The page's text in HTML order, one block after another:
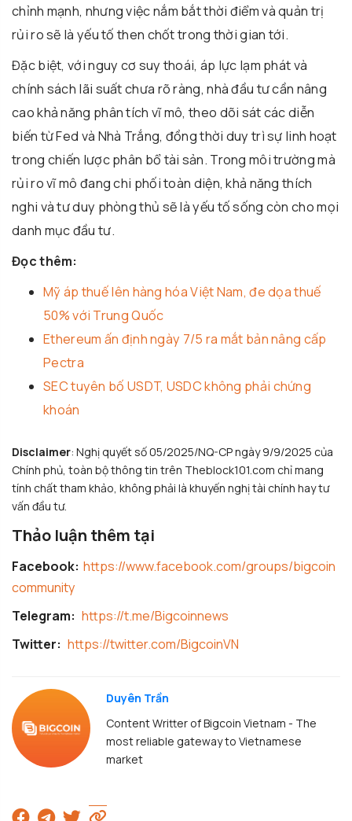
chỉnh mạnh, nhưng việc nắm bắt thời điểm và quản trị
rủi ro sẽ là yếu tố then chốt trong thời gian tới.
Đặc biệt, với nguy cơ suy thoái, áp lực lạm phát và
chính sách lãi suất chưa rõ ràng, nhà đầu tư cần nâng
cao khả năng phân tích vĩ mô, theo dõi sát các diễn
biến từ Fed và Nhà Trắng, đồng thời duy trì sự linh hoạt
trong chiến lược phân bổ tài sản. Trong môi trường mà
rủi ro vĩ mô đang chi phối toàn diện, khả năng thích
nghi và tư duy phòng thủ sẽ là yếu tố sống còn cho mọi
danh mục đầu tư.
Đọc thêm:
Mỹ áp thuế lên hàng hóa Việt Nam, đe dọa thuế
50% với Trung Quốc
Ethereum ấn định ngày 7/5 ra mắt bản nâng cấp
Pectra
SEC tuyên bố USDT, USDC không phải chứng
khoán
Disclaimer: Nghị quyết số 05/2025/NQ-CP ngày 9/9/2025 của
Chính phủ, toàn bộ thông tin trên Theblock101.com chỉ mang
tính chất tham khảo, không phải là khuyến nghị tài chính hay tư
vấn đầu tư.
Thảo luận thêm tại
Facebook: https://www.facebook.com/groups/bigcoin
community
Telegram: https://t.me/Bigcoinnews
Twitter: https://twitter.com/BigcoinVN
Duyên Trần
Content Writter of Bigcoin Vietnam - The
most reliable gateway to Vietnamese
market